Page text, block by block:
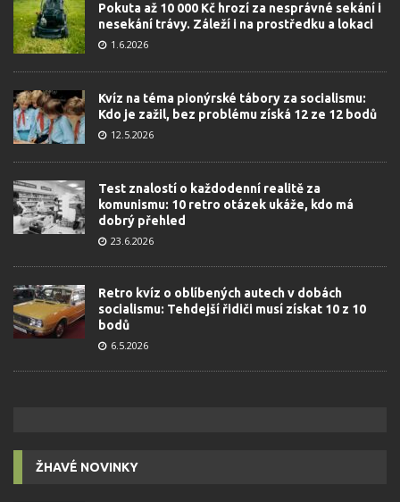
Pokuta až 10 000 Kč hrozí za nesprávné sekání i
nesekání trávy. Záleží i na prostředku a lokaci
1.6.2026
Kvíz na téma pionýrské tábory za socialismu:
Kdo je zažil, bez problému získá 12 ze 12 bodů
12.5.2026
Test znalostí o každodenní realitě za
komunismu: 10 retro otázek ukáže, kdo má
dobrý přehled
23.6.2026
Retro kvíz o oblíbených autech v dobách
socialismu: Tehdejší řidiči musí získat 10 z 10
bodů
6.5.2026
ŽHAVÉ NOVINKY